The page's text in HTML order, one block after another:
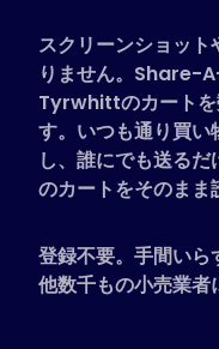
対
よ
ハ
日
スクリーンショッ
りません。Share-
Tyrwhittのカートを
す。いつも通り買
し、誰にでも送る
のカートをそのまま
登録不要。手間い
他数千もの小売業者